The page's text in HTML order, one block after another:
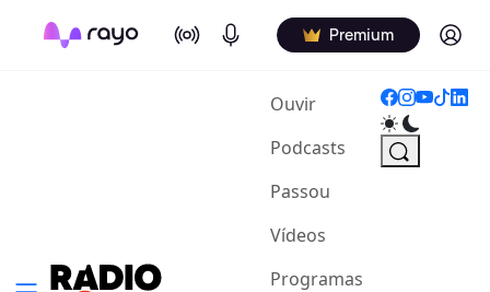
On Air Podcasts Premium Log in
Ouvir(current)
Podcasts
Passou
Vídeos
Programas